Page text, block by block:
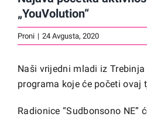
„YouVolution“
Proni | 24 Avgusta, 2020
Naši vrijedni mladi iz
programa koje će početi ovaj
Radionice “Sudbonsono NE”